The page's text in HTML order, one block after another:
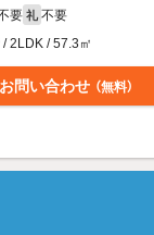
要 礼 不要
/ 2LDK / 57.3㎡
お問い合わせ （無料）